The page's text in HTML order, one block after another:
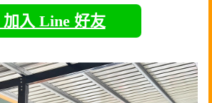
加入 Line 好友